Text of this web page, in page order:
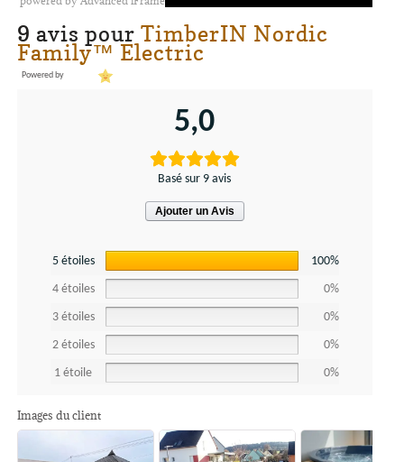
9 avis pour TimberIN Nordic
Family™ Electric
Powered by
5,0
Basé sur 9 avis
Ajouter un Avis
5 étoiles 100%
4 étoiles 0%
3 étoiles 0%
2 étoiles 0%
1 étoile 0%
Images du client